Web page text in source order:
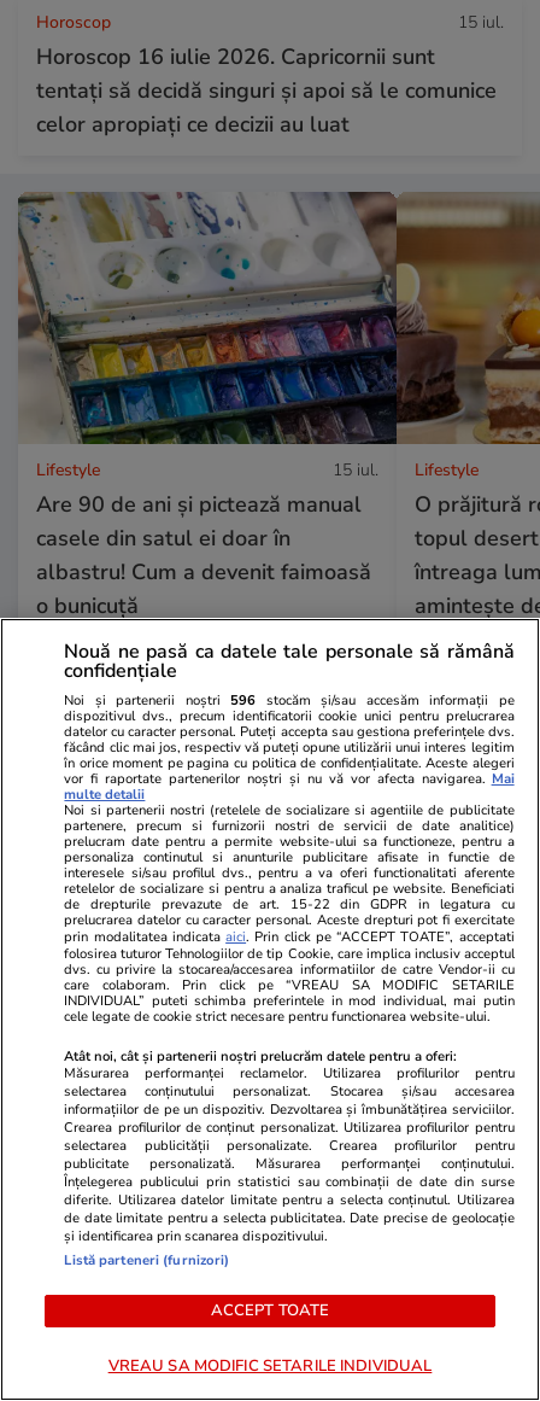
Horoscop 15 iul.
Horoscop 16 iulie 2026. Capricornii sunt
tentați să decidă singuri și apoi să le comunice
celor apropiați ce decizii au luat
Lifestyle 15 iul.
Are 90 de ani și pictează manual
casele din satul ei doar în
albastru! Cum a devenit faimoasă
o bunicuță
Lifestyle
O prăjitură
topul
întreaga
amintește
Lifestyle 14 iul.
De ce fulgerele se văd înainte
să se audă tunetul
Lifestyle 14 iul.
la ce se folosește
Lifestyle 11 iul.
nutrienți conțin
Nouă ne pasă ca datele tale personale să rămână
confidențiale
Noi și partenerii noștri 596 stocăm și/sau accesăm informații pe
dispozitivul dvs., precum identificatorii cookie unici pentru prelucrarea
datelor cu caracter personal. Puteți accepta sau gestiona preferințele dvs.
făcând clic mai jos, respectiv vă puteți opune utilizării unui interes legitim
în orice moment pe pagina cu politica de confidențialitate. Aceste alegeri
vor fi raportate partenerilor noștri și nu vă vor afecta navigarea. Mai
multe detalii
Noi si partenerii nostri (retelele de socializare si agentiile de publicitate
partenere, precum si furnizorii nostri de servicii de date analitice)
prelucram date pentru a permite website-ului sa functioneze, pentru a
personaliza continutul si anunturile publicitare afisate in functie de
interesele si/sau profilul dvs., pentru a va oferi functionalitati aferente
retelelor de socializare si pentru a analiza traficul pe website. Beneficiati
de drepturile prevazute de art. 15-22 din GDPR in legatura cu
prelucrarea datelor cu caracter personal. Aceste drepturi pot fi exercitate
prin modalitatea indicataaici. Prin click pe “ACCEPT TOATE”, acceptati
folosirea tuturor Tehnologiilor de tip Cookie, care implica inclusiv acceptul
dvs. cu privire la stocarea/accesarea informatiilor de catre Vendor-ii cu
care colaboram. Prin click pe “VREAU SA MODIFIC SETARILE
INDIVIDUAL” puteti schimba preferintele in mod individual, mai putin
cele legate de cookie strict necesare pentru functionarea website-ului.
Atât noi, cât și partenerii noștri prelucrăm datele pentru a oferi:
Măsurarea performanței reclamelor. Utilizarea profilurilor pentru
selectarea conținutului personalizat. Stocarea și/sau accesarea
informațiilor de pe un dispozitiv. Dezvoltarea și îmbunătățirea serviciilor.
Crearea profilurilor de conținut personalizat. Utilizarea profilurilor pentru
selectarea publicității personalizate. Crearea profilurilor pentru
publicitate personalizată. Măsurarea performanței conținutului.
Înțelegerea publicului prin statistici sau combinații de date din surse
diferite. Utilizarea datelor limitate pentru a selecta conținutul. Utilizarea
de date limitate pentru a selecta publicitatea. Date precise de geolocație
și identificarea prin scanarea dispozitivului.
Listă parteneri (furnizori)
ACCEPT TOATE
VREAU SA MODIFIC SETARILE INDIVIDUAL